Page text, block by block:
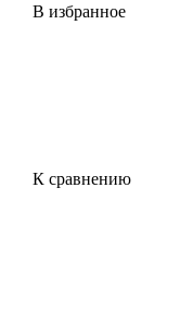
В избранное
К сравнению